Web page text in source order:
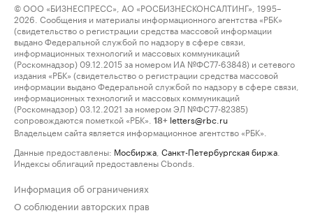
© ООО «БИЗНЕСПРЕСС», АО «РОСБИЗНЕСКОНСАЛТИНГ», 1995–
2026. Сообщения и материалы информационного агентства «РБК»
(свидетельство о регистрации средства массовой информации
выдано Федеральной службой по надзору в сфере связи,
информационных технологий и массовых коммуникаций
(Роскомнадзор) 09.12.2015 за номером ИА №ФС77-63848) и сетевого
издания «РБК» (свидетельство о регистрации средства массовой
информации выдано Федеральной службой по надзору в сфере связи,
информационных технологий и массовых коммуникаций
(Роскомнадзор) 03.12.2021 за номером ЭЛ №ФС77-82385)
сопровождаются пометкой «РБК».
18+ letters@rbc.ru
Владельцем сайта является информационное агентство «РБК».
Данные предоставлены: Мосбиржа Санкт-Петербургская биржа
Индексы облигаций предоставлены Cbonds.
Информация об ограничениях
О соблюдении авторских прав